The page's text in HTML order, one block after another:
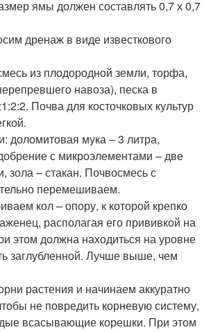
ямы должен составлять 0,7 х 0,7
дренаж в виде известкового
из плодородной земли, торфа,
навоза), песка в
Почва для косточковых культур
доломитовая мука – 3 литра,
с микроэлементами – две
зола – стакан. Почвосмесь с
перемешиваем.
кол – опору, к которой крепко
располагая его прививкой на
этом должна находиться на уровне
заглубленной. Лучше выше, чем
растения и начинаем аккуратно
не повредить корневую систему,
всасывающие корешки. При этом